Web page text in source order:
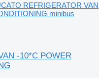
REFRIGERATOR VAN
minibus
-10*C POWER